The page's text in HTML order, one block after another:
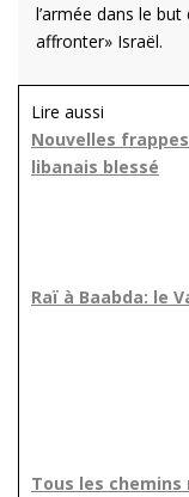
l’armée dans le
affronter» Israël.
Lire aussi
Nouvelles
libanais blessé
Raï à Baabda: le
Tous les